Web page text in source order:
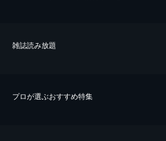
雑誌読み放題
プロが選ぶおすすめ特集